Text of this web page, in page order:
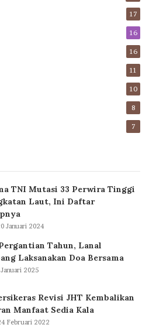
17
16
16
11
10
8
7
TNI Mutasi 33 Perwira Tinggi
Laut, Ini Daftar
Januari 2024
Tahun, Lanal
Laksanakan Doa Bersama
2025
Revisi JHT Kembalikan
Manfaat Sedia Kala
Februari 2022